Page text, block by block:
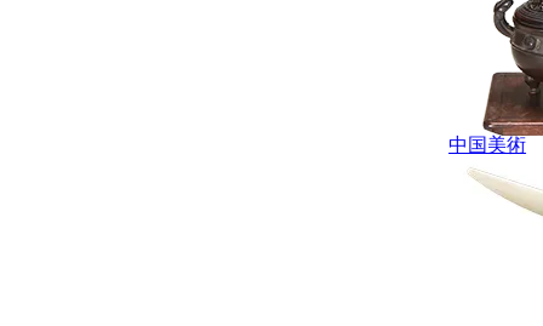
中国美術